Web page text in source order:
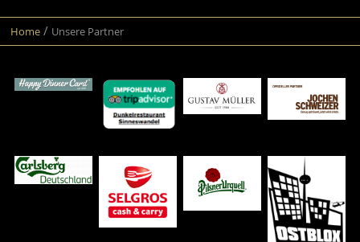
Dunkelrestaurant
Sinneswandel
Dresden
Home / Unsere Partner